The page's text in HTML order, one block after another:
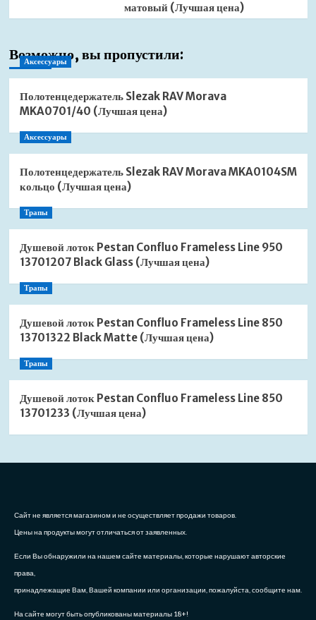
матовый (Лучшая цена)
Возможно, вы пропустили:
Аксессуары
Полотенцедержатель Slezak RAV Morava
MKA0701/40 (Лучшая цена)
Аксессуары
Полотенцедержатель Slezak RAV Morava MKA0104SM
кольцо (Лучшая цена)
Трапы
Душевой лоток Pestan Confluo Frameless Line 950
13701207 Black Glass (Лучшая цена)
Трапы
Душевой лоток Pestan Confluo Frameless Line 850
13701322 Black Matte (Лучшая цена)
Трапы
Душевой лоток Pestan Confluo Frameless Line 850
13701233 (Лучшая цена)
Сайт не является магазином и не осуществляет продажи товаров.
Цены на продукты могут отличаться от заявленных.
Если Вы обнаружили на нашем сайте материалы, которые нарушают авторские
права,
принадлежащие Вам, Вашей компании или организации, пожалуйста, сообщите нам.
На сайте могут быть опубликованы материалы 18+!